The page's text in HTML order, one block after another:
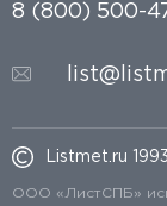
8 (800) 500-
Listmet.ru
ООО «ЛистСПБ»